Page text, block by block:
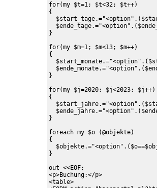
for(my $t=1; $t<32; $t++)
{
}
for(my $m=1; $m<13; $m++)
{
}
for(my $j=2020; $j<2023; $j++)
{
}
foreach my $o (@objekte)
{
}
out <<EOF;
<p>Buchung:</p>
<table>